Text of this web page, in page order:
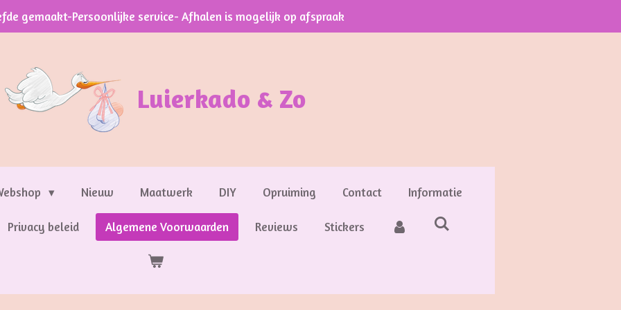
gemaakt-Persoonlijke service- Afhalen is mogelijk op afspraak
Luierkado & Zo
Nieuw Maatwerk DIY Opruiming Contact Informatie
Privacy beleid Algemene Voorwaarden Reviews Stickers